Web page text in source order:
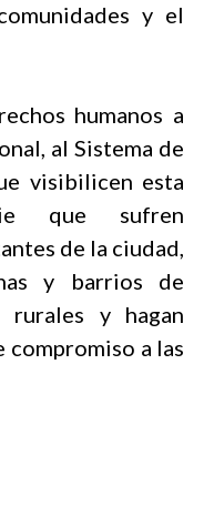
y el
humanos a
al Sistema de
visibilicen esta
que sufren
de la ciudad,
y barrios de
rurales y hagan
compromiso a las